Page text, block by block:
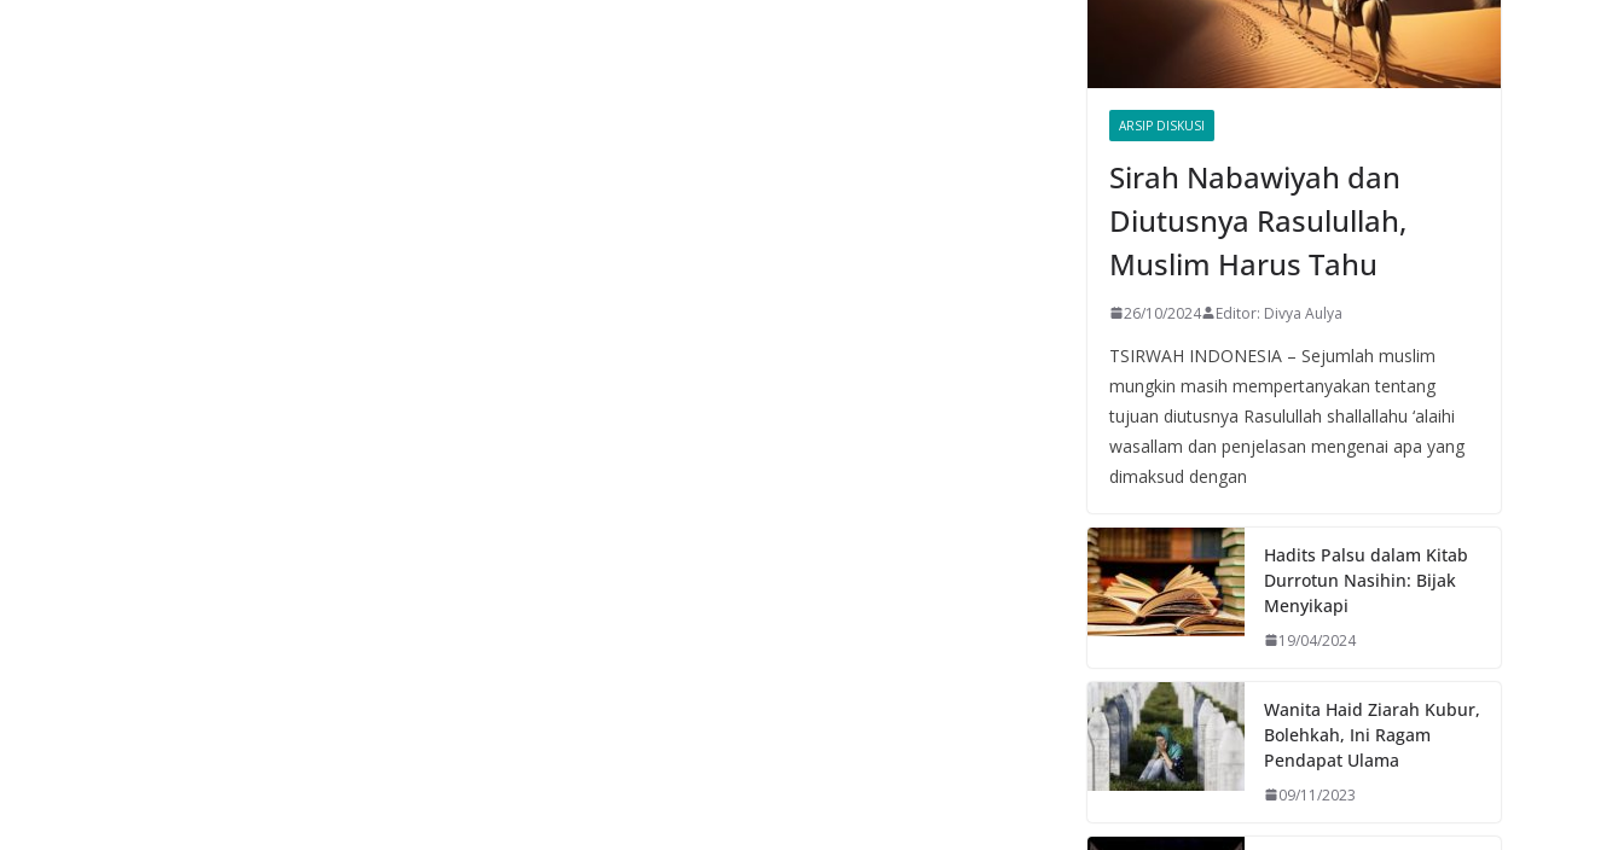
ARSIP DISKUSI
Sirah Nabawiyah dan
Diutusnya Rasulullah,
Muslim Harus Tahu
26/10/2024 Editor: Divya Aulya
TSIRWAH INDONESIA – Sejumlah muslim
mungkin masih mempertanyakan tentang
tujuan diutusnya Rasulullah shallallahu ‘alaihi
wasallam dan penjelasan mengenai apa yang
dimaksud dengan
Hadits Palsu dalam Kitab
Durrotun Nasihin: Bijak
Menyikapi
19/04/2024
Wanita Haid Ziarah Kubur,
Bolehkah, Ini Ragam
Pendapat Ulama
09/11/2023